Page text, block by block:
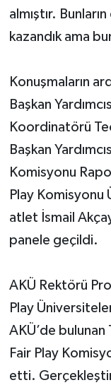
almıştır.
kazandık ama
Konuşmaların
Başkan
Koordinatörü
Başkan
Komisyonu
Play Komisyonu
atlet İsmail
panele geçildi.
AKÜ Rektörü
Play
AKÜ’de
Fair Play
etti.